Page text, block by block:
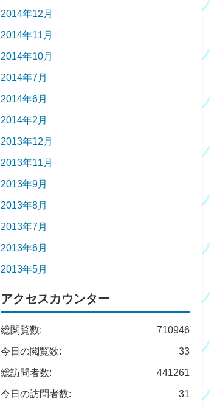
2014年12月
2014年11月
2014年10月
2014年7月
2014年6月
2014年2月
2013年12月
2013年11月
2013年9月
2013年8月
2013年7月
2013年6月
2013年5月
アクセスカウンター
710946
総閲覧数:
33
今日の閲覧数:
441261
総訪問者数:
31
今日の訪問者数: